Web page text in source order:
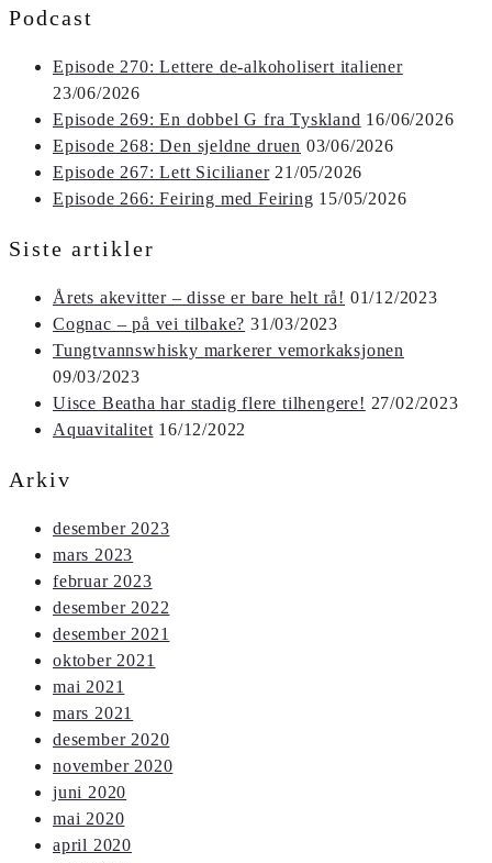
Podcast
Episode 270: Lettere de-alkoholisert italiener
23/06/2026
Episode 269: En dobbel G fra Tyskland 16/06/2026
Episode 268: Den sjeldne druen 03/06/2026
Episode 267: Lett Sicilianer 21/05/2026
Episode 266: Feiring med Feiring 15/05/2026
Siste artikler
Årets akevitter – disse er bare helt rå! 01/12/2023
Cognac – på vei tilbake? 31/03/2023
Tungtvannswhisky markerer vemorkaksjonen
09/03/2023
Uisce Beatha har stadig flere tilhengere! 27/02/2023
Aquavitalitet 16/12/2022
Arkiv
desember 2023
mars 2023
februar 2023
desember 2022
desember 2021
oktober 2021
mai 2021
mars 2021
desember 2020
november 2020
juni 2020
mai 2020
april 2020